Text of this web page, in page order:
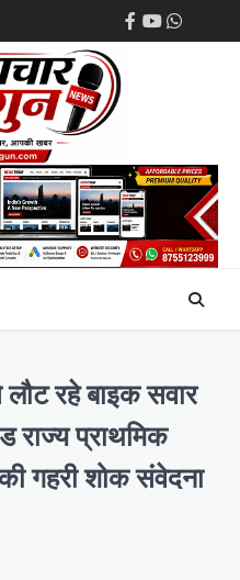
Facebook
Youtube
रहे बाइक सवार
राज्य प्राथमिक
गहरी शोक संवेदना